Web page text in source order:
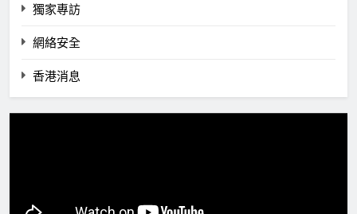
獨家專訪
網絡安全
香港消息